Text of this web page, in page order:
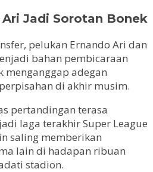
Jadi Sorotan Bonek
pelukan Ernando Ari dan
bahan pembicaraan
menganggap adegan
di akhir musim.
pertandingan terasa
laga terakhir Super League
saling memberikan
lain di hadapan ribuan
stadion.